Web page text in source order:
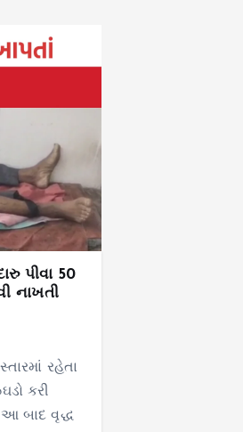
પીવા 50
નાખતી
રહેતા
કરી
આ બાદ વૃદ્ધ